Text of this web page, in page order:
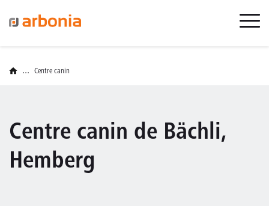
... Centre canin
Centre canin de Bächli,
Hemberg